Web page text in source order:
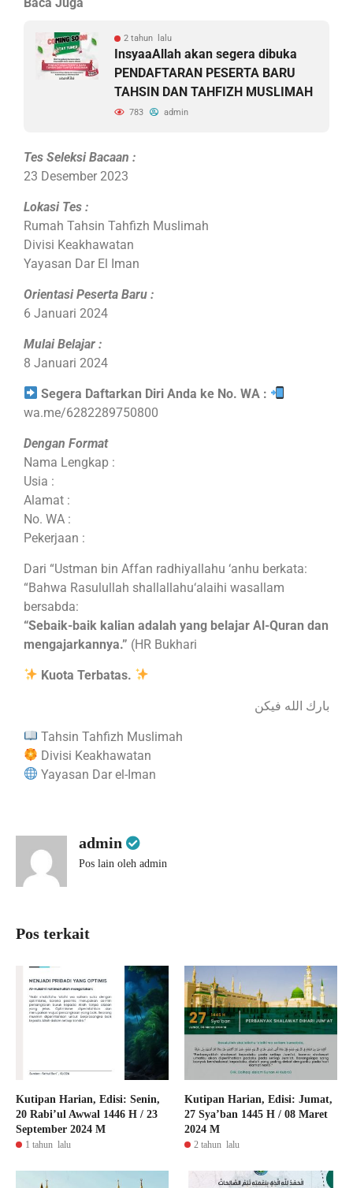
2 tahun lalu
InsyaaAllah akan segera dibuka
PENDAFTARAN PESERTA BARU
TAHSIN DAN TAHFIZH MUSLIMAH
783 admin
Tes Seleksi Bacaan :
23 Desember 2023
Lokasi Tes :
Rumah Tahsin Tahfizh Muslimah
Divisi Keakhawatan
Yayasan Dar El Iman
Orientasi Peserta Baru :
6 Januari 2024
Mulai Belajar :
8 Januari 2024
Segera Daftarkan Diri Anda ke No. WA :
wa.me/6282289750800
Dengan Format
Nama Lengkap :
Usia :
Alamat :
No. WA :
Pekerjaan :
Dari “Ustman bin Affan radhiyallahu ‘anhu berkata:
“Bahwa Rasulullah shallallahu‘alaihi wasallam
bersabda:
“Sebaik-baik kalian adalah yang belajar Al-Quran dan
mengajarkannya.” (HR Bukhari
Kuota Terbatas.
بارك الله فيكن
Tahsin Tahfizh Muslimah
Divisi Keakhawatan
Yayasan Dar el-Iman
admin
Pos lain oleh admin
Pos terkait
Kutipan Harian, Edisi: Senin,
20 Rabi’ul Awwal 1446 H / 23
September 2024 M
1 tahun lalu
Kutipan Harian, Edisi: Jumat,
27 Sya’ban 1445 H / 08 Maret
2024 M
2 tahun lalu